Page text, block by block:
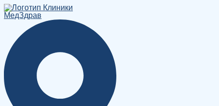
Перейти
к
содержимому